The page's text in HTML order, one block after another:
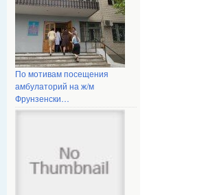
По мотивам посещения
амбулаторий на ж/м
Фрунзенски…